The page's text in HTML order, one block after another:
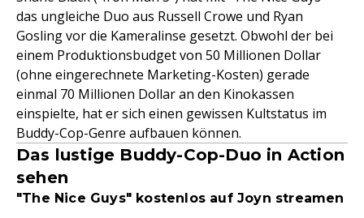
das ungleiche Duo aus Russell Crowe und Ryan
Gosling vor die Kameralinse gesetzt. Obwohl der bei
einem Produktionsbudget von 50 Millionen Dollar
(ohne eingerechnete Marketing-Kosten) gerade
einmal 70 Millionen Dollar an den Kinokassen
einspielte, hat er sich einen gewissen Kultstatus im
Buddy-Cop-Genre aufbauen können.
Das lustige Buddy-Cop-Duo in Action
sehen
"The Nice Guys" kostenlos auf Joyn streamen